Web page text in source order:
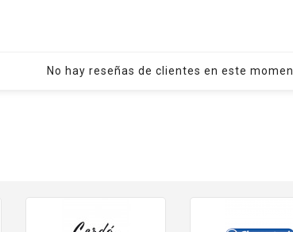
No hay reseñas de clientes en este